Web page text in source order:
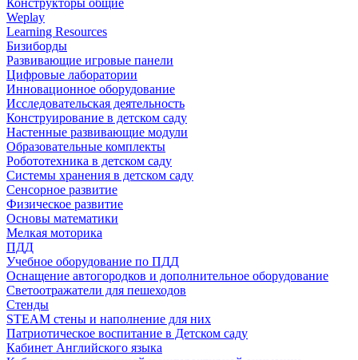
Конструкторы общие
Weplay
Learning Resources
Бизиборды
Развивающие игровые панели
Цифровые лаборатории
Инновационное оборудование
Исследовательская деятельность
Конструирование в детском саду
Настенные развивающие модули
Образовательные комплекты
Робототехника в детском саду
Системы хранения в детском саду
Сенсорное развитие
Физическое развитие
Основы математики
Мелкая моторика
ПДД
Учебное оборудование по ПДД
Оснащение автогородков и дополнительное оборудование
Светоотражатели для пешеходов
Стенды
STEAM стены и наполнение для них
Патриотическое воспитание в Детском саду
Кабинет Английского языка